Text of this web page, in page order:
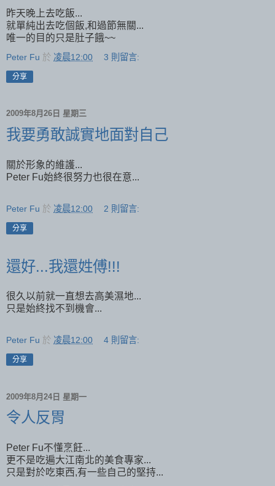
昨天晚上去吃飯...
就單純出去吃個飯,和過節無關...
唯一的目的只是肚子餓~~
Peter Fu 於 凌晨12:00 3 則留言:
分享
2009年8月26日 星期三
我要勇敢誠實地面對自己
關於形象的維護...
Peter Fu始終很努力也很在意...
Peter Fu 於 凌晨12:00 2 則留言:
分享
還好...我還姓傅!!!
很久以前就一直想去高美濕地...
只是始終找不到機會...
Peter Fu 於 凌晨12:00 4 則留言:
分享
2009年8月24日 星期一
令人反胃
Peter Fu不懂烹飪...
更不是吃遍大江南北的美食專家...
只是對於吃東西,有一些自己的堅持...